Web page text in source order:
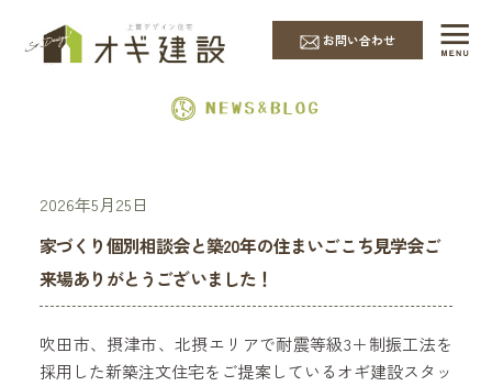
お問い合わせ
EVENT & NEWS
2026年5月25日
家づくり個別相談会と築20年の住まいごこち見学会ご
来場ありがとうございました！
吹田市、摂津市、北摂エリアで耐震等級3＋制振工法を
採用した新築注文住宅をご提案しているオギ建設スタッ